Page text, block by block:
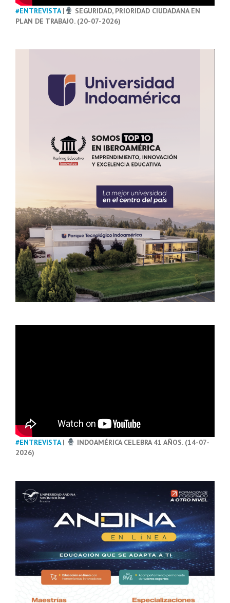
#ENTREVISTA|
SEGURIDAD, PRIORIDAD CIUDADANA EN
PLAN DE TRABAJO. (20-07-2026)
#ENTREVISTA|
INDOAMÉRICA CELEBRA 41 AÑOS. (14-07-
2026)